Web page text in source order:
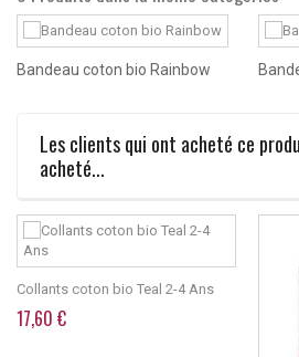
Bandeau coton bio Rainbow
Les clients qui ont acheté ce
acheté...
Collants coton bio Teal 2-4 Ans
17,60 €